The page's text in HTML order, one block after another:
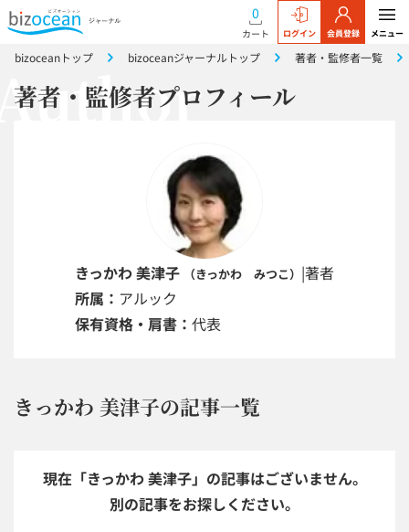
0
カート ログイン 会員登録 メニュー
bizoceanトップ bizoceanジャーナルトップ 著者・監修者一覧
著者・監修者プロフィール
きっかわ 美津子 （きっかわ みつこ） |著者
所属： アルック
保有資格・肩書： 代表
きっかわ 美津子の記事一覧
現在「きっかわ 美津子」の記事はございません。
別の記事をお探しください。